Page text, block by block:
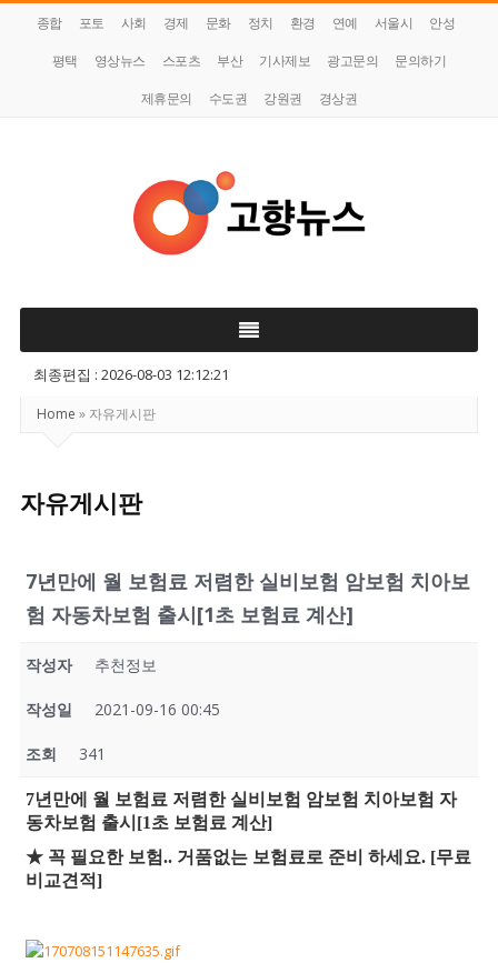
종합 포토 사회 경제 문화 정치 환경 연예 서울시
안성
평택
영상뉴스 스포츠 부산 기사제보 광고문의
문의하기
제휴문의
수도권 강원권 경상권
향
스최종편집 : 2026-08-03 12:12:21
Home » 자유게시판
자유게시판
7년만에 월 보험료 저렴한 실비보험 암보험 치아보
험 자동차보험 출시[1초 보험료 계산]
작성자 추천정보
작성일 2021-09-16 00:45
조회 341
7년만에 월 보험료 저렴한 실비보험 암보험 치아보험 자
동차보험 출시[1초 보험료 계산]
★ 꼭 필요한 보험.. 거품없는 보험료로 준비 하세요. [무료
비교견적]